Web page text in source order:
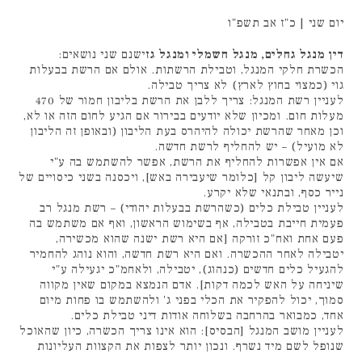
יום שני | כ"ז אב תשפ"ו
דין מנגל גחלים, מנגל חשמלי ומנגל גזישנם שני נושאים:
הכשרת חלקי המנגל, וטבילת הרשתות. אולם אם הרשת בבעלות
גוי (כמצוי בחוץ לארץ) לא צריך טבילה.
לעניין רשת המנגל: צריך ללבן את הרשת בליבון חמור של 470
מעלות חום. ומכיון שלא יודעים בבירור אם הגיע לחום הזה או לא,
וכן מאחר שהרשת יכולה להיהרס בעת הליבון (ובאופן זה הליבון
לא מועיל) – יש להחליף לרשת חדשה.
אם אין אפשרות להחליף את הרשת, אפשר להשתמש בה ע"י
שיעשה ליבון קל [כלומר שיעבירה באש], ויכסנה בשני כיסויים של
נייר כסף, ובתנאי שלא יקרע.
לעניין טבילת כלים (כשהרשת בבעלות יהודי) – רשת מנגל רב
פעמית חייבת בטבילה, אף בשימוש הראשון, ואף אם משתמש בה
פעם אחת ואח"כ זורקה [אם היא רשת ישנה שהוא מכשירה,
יטבילה לאחר ההכשרה. ואם היא רשת חדשה, והוא נוהג להחמיר
להגעיל כלים חדשים (כנהוג), יטבילה, ולאחמ"כ יגעילה ע"י
שיניחה על האש לכמה דקות]. אדם הנמצא במקום שאין מקווה
סמוך, יכול להפקיר את הכלי בפני ג' ולהשתמש בו פחות מיום
אחד, כמבואר בהרחבה בשלוחה אודות דיני טבילת כלים.
לעניין מושב המנגל [הבסיס]: הוא אינו צריך הכשרה, כיון שהאוכל
שנופל לשם מיד נשרף. ונכון יותר לצפות את הקצוות העליונות